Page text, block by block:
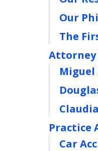
Our
The
Attorney
Miguel
Practice
Car